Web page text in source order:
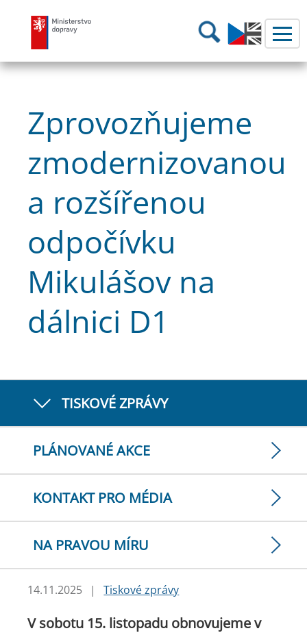
Ministerstvo dopravy Hledání
Zprovozňujeme
zmodernizovanou
a rozšířenou
odpočívku
Mikulášov na
dálnici D1
TISKOVÉ ZPRÁVY
PLÁNOVANÉ AKCE
KONTAKT PRO MÉDIA
NA PRAVOU MÍRU
14.11.2025 | Tiskové zprávy
V sobotu 15. listopadu obnovujeme v